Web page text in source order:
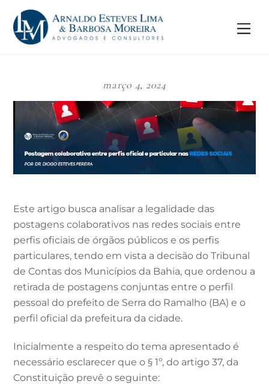
content
março 4, 2024
Este artigo busca analisar a legalidade das
postagens colaborativos nas redes sociais entre
perfis oficiais de órgãos públicos e os perfis
particulares, tendo em vista a decisão do Tribunal
de Contas dos Municípios da Bahia, que ordenou a
retirada de postagens conjuntas entre o perfil
pessoal do prefeito de Serra do Ramalho (BA) e o
perfil oficial da prefeitura da cidade.
Inicialmente a respeito do tema apresentado é
necessário esclarecer que o § 1º, do artigo 37, da
Constituição prevê o seguinte: